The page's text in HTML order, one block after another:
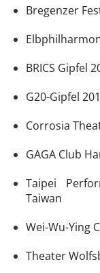
Bregenzer
BRICS Gipfel
G20-Gipfel
Corrosia
GAGA Club
Taipei
Taiwan
Wei-Wu-Ying
Theater